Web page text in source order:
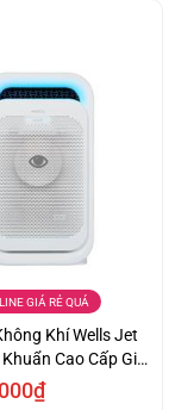
GIÁ RẺ QUÁ
Khí Wells Jet
Cao Cấp Giá